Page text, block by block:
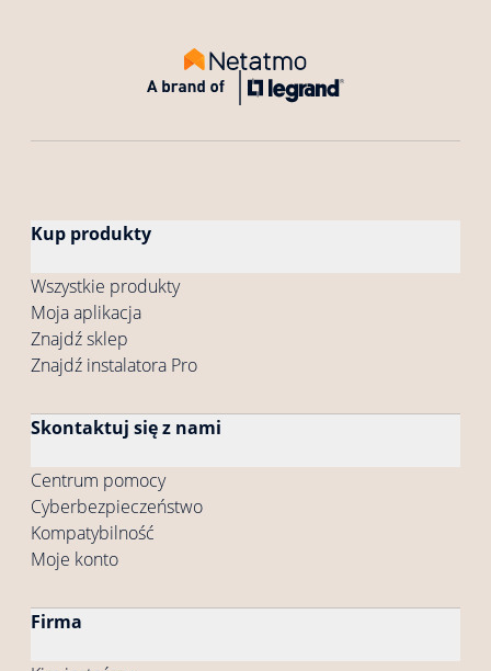
Kup produkty
Wszystkie produkty
Moja aplikacja
Znajdź sklep
Znajdź instalatora Pro
Skontaktuj się z nami
Centrum pomocy
Cyberbezpieczeństwo
Kompatybilność
Moje konto
Firma